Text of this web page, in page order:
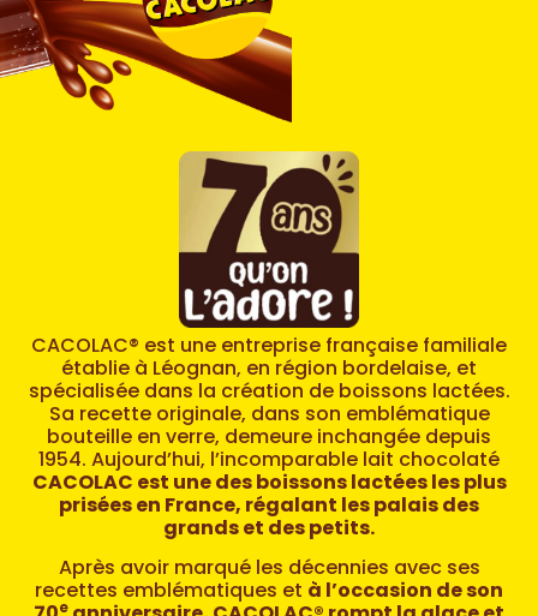
CACOLAC® est une entreprise française familiale
établie à Léognan, en région bordelaise, et
spécialisée dans la création de boissons lactées.
Sa recette originale, dans son emblématique
bouteille en verre, demeure inchangée depuis
1954. Aujourd’hui, l’incomparable lait chocolaté
CACOLAC est une des boissons lactées les plus
prisées en France, régalant les palais des
grands et des petits.
Après avoir marqué les décennies avec ses
recettes emblématiques et à l’occasion de son
e